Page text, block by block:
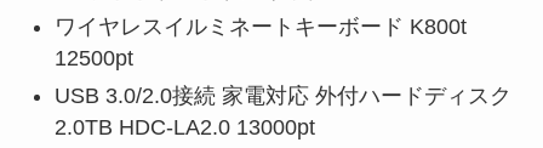
ワイヤレスイルミネートキーボード K800t
12500pt
USB 3.0/2.0接続 家電対応 外付ハードディスク
2.0TB HDC-LA2.0 13000pt